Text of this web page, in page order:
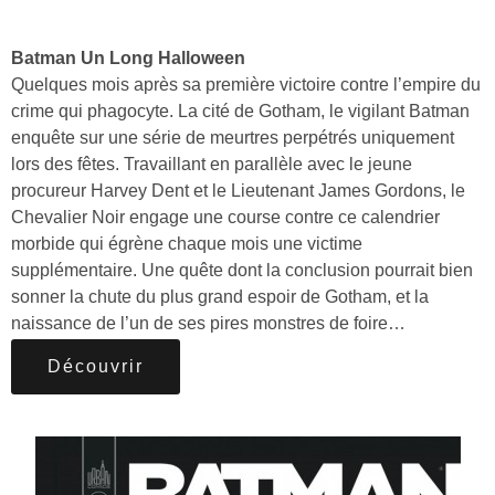
Batman Un Long Halloween
Quelques mois après sa première victoire contre l’empire du
crime qui phagocyte. La cité de Gotham, le vigilant Batman
enquête sur une série de meurtres perpétrés uniquement
lors des fêtes. Travaillant en parallèle avec le jeune
procureur Harvey Dent et le Lieutenant James Gordons, le
Chevalier Noir engage une course contre ce calendrier
morbide qui égrène chaque mois une victime
supplémentaire. Une quête dont la conclusion pourrait bien
sonner la chute du plus grand espoir de Gotham, et la
naissance de l’un de ses pires monstres de foire…
Découvrir